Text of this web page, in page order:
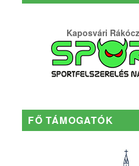
Kaposvári
FŐ TÁMOGATÓK